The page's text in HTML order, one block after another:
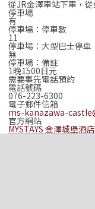
從JR金澤車站下車，
停車場
有
停車場：停車數
11
停車場：大型巴士停車
無
停車場：備註
1晚1500日元
需要事先電話預約
電話號碼
076-223-6300
電子郵件信箱
ms-kanazawa-
官方網站
MYSTAYS 金澤城堡酒店